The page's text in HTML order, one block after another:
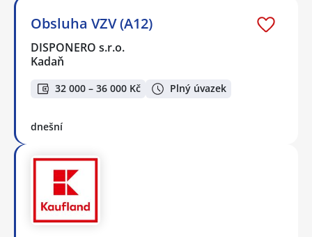
Obsluha VZV (A12)
DISPONERO s.r.o.
Kadaň
32 000 – 36 000 Kč Plný úvazek
dnešní